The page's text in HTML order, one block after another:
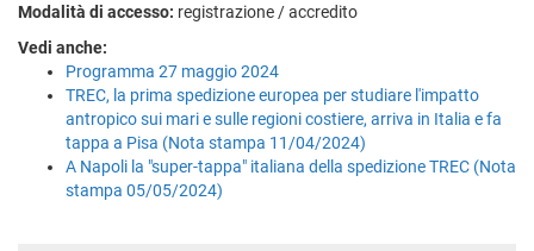
Modalità di accesso: registrazione / accredito
Vedi anche:
Programma 27 maggio 2024
TREC, la prima spedizione europea per studiare l'impatto
antropico sui mari e sulle regioni costiere, arriva in Italia e fa
tappa a Pisa (Nota stampa 11/04/2024)
A Napoli la "super-tappa" italiana della spedizione TREC (Nota
stampa 05/05/2024)